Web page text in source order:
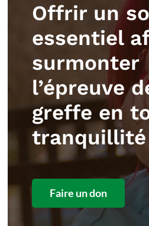
Nouvelles
Contact
Faire un don
Offrir un
essentiel
surmonter
l’épreuve
greffe en
tranquillité
Faire un don